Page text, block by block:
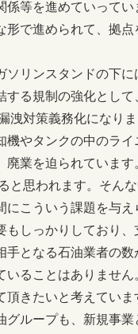
等を進めていって
形で進められて、拠
ソリンスタンドの下
する規制の強化とし
洩対策義務化になり
機やタンクの中のラ
廃業を迫られていま
と思われます。そん
にこういう課題を与
もしっかりしており
手となる石油業者の
いることはありませ
頂きたいと考えていま
グループも、新規事